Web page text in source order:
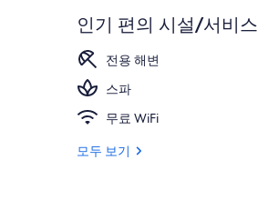
인기 편의 시설/서비스
전용 해변
스파
무료 WiFi
모두 보기